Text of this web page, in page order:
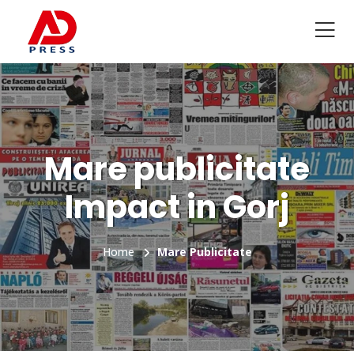
Mare publicitate
Impact in Gorj
Home Mare Publicitate